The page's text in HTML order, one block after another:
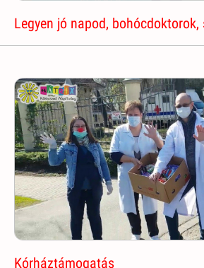
Legyen jó napod,
Kórháztámogatás